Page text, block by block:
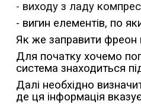
- виходу з ладу
- вигин елементів, по
Як же заправити фреон
Для початку хочемо
система знаходиться
Далі необхідно
де ця інформація